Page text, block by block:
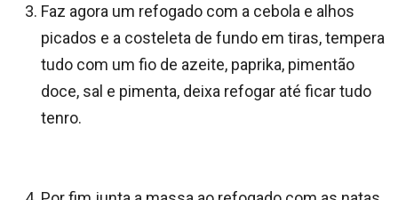
Faz agora um refogado com a cebola e alhos
picados e a costeleta de fundo em tiras, tempera
tudo com um fio de azeite, paprika, pimentão
doce, sal e pimenta, deixa refogar até ficar tudo
tenro.